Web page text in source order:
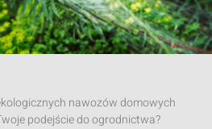
nawozów domowych
podejście do ogrodnictwa?